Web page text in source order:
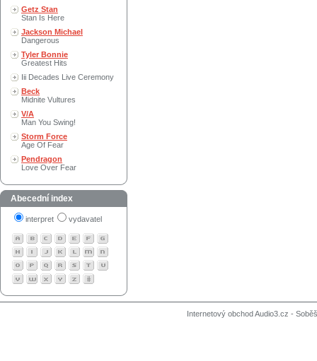
Getz Stan
Stan Is Here
Jackson Michael
Dangerous
Tyler Bonnie
Greatest Hits
Iii Decades Live Ceremony
Beck
Midnite Vultures
V/A
Man You Swing!
Storm Force
Age Of Fear
Pendragon
Love Over Fear
Abecední index
interpret vydavatel
Internetový obchod Audio3.cz -